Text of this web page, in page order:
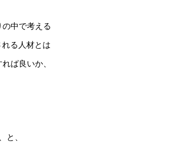
中で考える
る人材とは
ば良いか、
と、